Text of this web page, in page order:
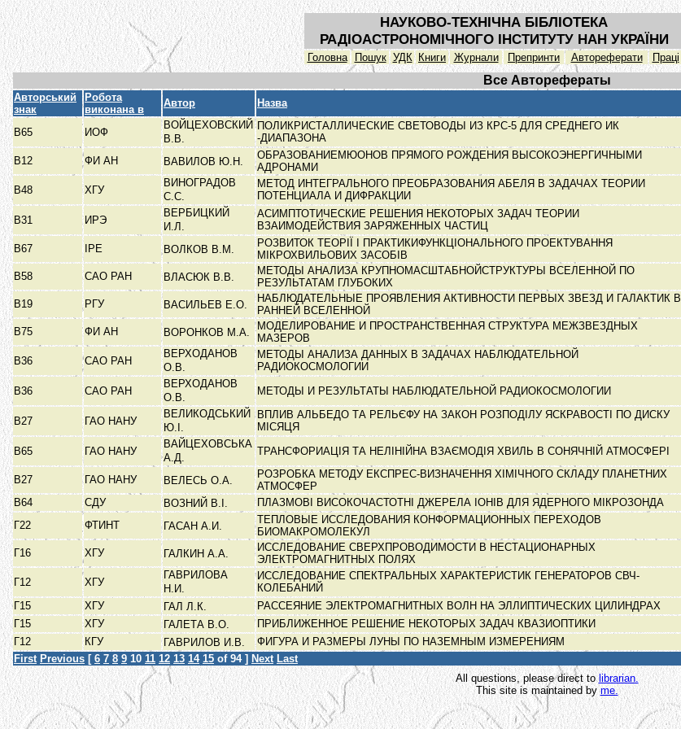
НАУКОВО-ТЕХНІЧНА БІБЛІОТЕКА
РАДІОАСТРОНОМІЧНОГО ІНСТИТУТУ НАН УКРАЇНИ
Головна Пошук УДК Книги Журнали Препринти Автореферати Праці
Все Авторефераты
Авторський
знак
Робота
виконана в
Автор Назва
В65
ИОФ
ВОЙЦЕХОВСКИЙ
В.В.
ПОЛИКРИСТАЛЛИЧЕСКИЕ СВЕТОВОДЫ ИЗ КРС-5 ДЛЯ СРЕДНЕГО ИК
-ДИАПАЗОНА
В12 ФИ АН ВАВИЛОВ Ю.Н.
ОБРАЗОВАНИЕМЮОНОВ ПРЯМОГО РОЖДЕНИЯ ВЫСОКОЭНЕРГИЧНЫМИ
АДРОНАМИ
В48 ХГУ
ВИНОГРАДОВ
С.С.
МЕТОД ИНТЕГРАЛЬНОГО ПРЕОБРАЗОВАНИЯ АБЕЛЯ В ЗАДАЧАХ ТЕОРИИ
ПОТЕНЦИАЛА И ДИФРАКЦИИ
В31 ИРЭ
ВЕРБИЦКИЙ
И.Л.
АСИМПТОТИЧЕСКИЕ РЕШЕНИЯ НЕКОТОРЫХ ЗАДАЧ ТЕОРИИ
ВЗАИМОДЕЙСТВИЯ ЗАРЯЖЕННЫХ ЧАСТИЦ
В67 ІРЕ ВОЛКОВ В.М.
РОЗВИТОК ТЕОРІЇ І ПРАКТИКИФУНКЦІОНАЛЬНОГО ПРОЕКТУВАННЯ
МІКРОХВИЛЬОВИХ ЗАСОБІВ
В58 САО РАН ВЛАСЮК В.В.
МЕТОДЫ АНАЛИЗА КРУПНОМАСШТАБНОЙСТРУКТУРЫ ВСЕЛЕННОЙ ПО
РЕЗУЛЬТАТАМ ГЛУБОКИХ
В19 РГУ ВАСИЛЬЕВ Е.О.
НАБЛЮДАТЕЛЬНЫЕ ПРОЯВЛЕНИЯ АКТИВНОСТИ ПЕРВЫХ ЗВЕЗД И ГАЛАКТИК В
РАННЕЙ ВСЕЛЕННОЙ
В75 ФИ АН ВОРОНКОВ М.А.
МОДЕЛИРОВАНИЕ И ПРОСТРАНСТВЕННАЯ СТРУКТУРА МЕЖЗВЕЗДНЫХ
МАЗЕРОВ
В36 САО РАН
ВЕРХОДАНОВ
О.В.
МЕТОДЫ АНАЛИЗА ДАННЫХ В ЗАДАЧАХ НАБЛЮДАТЕЛЬНОЙ
РАДИОКОСМОЛОГИИ
В36 САО РАН
ВЕРХОДАНОВ
О.В.
МЕТОДЫ И РЕЗУЛЬТАТЫ НАБЛЮДАТЕЛЬНОЙ РАДИОКОСМОЛОГИИ
В27 ГАО НАНУ
ВЕЛИКОДСЬКИЙ
Ю.І.
ВПЛИВ АЛЬБЕДО ТА РЕЛЬЄФУ НА ЗАКОН РОЗПОДІЛУ ЯСКРАВОСТІ ПО ДИСКУ
МІСЯЦЯ
В65 ГАО НАНУ
ВАЙЦЕХОВСЬКА
А.Д.
ТРАНСФОРИАЦІЯ ТА НЕЛІНІЙНА ВЗАЄМОДІЯ ХВИЛЬ В СОНЯЧНІЙ АТМОСФЕРІ
В27 ГАО НАНУ ВЕЛЕСЬ О.А.
РОЗРОБКА МЕТОДУ ЕКСПРЕС-ВИЗНАЧЕННЯ ХІМІЧНОГО СКЛАДУ ПЛАНЕТНИХ
АТМОСФЕР
В64
СДУ ВОЗНИЙ В.І. ПЛАЗМОВІ ВИСОКОЧАСТОТНІ ДЖЕРЕЛА ІОНІВ ДЛЯ ЯДЕРНОГО МІКРОЗОНДА
Г22
ФТИНТ ГАСАН А.И.
ТЕПЛОВЫЕ ИССЛЕДОВАНИЯ КОНФОРМАЦИОННЫХ ПЕРЕХОДОВ
БИОМАКРОМОЛЕКУЛ
Г16 ХГУ ГАЛКИН А.А.
ИССЛЕДОВАНИЕ СВЕРХПРОВОДИМОСТИ В НЕСТАЦИОНАРНЫХ
ЭЛЕКТРОМАГНИТНЫХ ПОЛЯХ
Г12 ХГУ
ГАВРИЛОВА
Н.И.
ИССЛЕДОВАНИЕ СПЕКТРАЛЬНЫХ ХАРАКТЕРИСТИК ГЕНЕРАТОРОВ СВЧ-
КОЛЕБАНИЙ
Г15
ХГУ ГАЛ Л.К. РАССЕЯНИЕ ЭЛЕКТРОМАГНИТНЫХ ВОЛН НА ЭЛЛИПТИЧЕСКИХ ЦИЛИНДРАХ
Г15
ХГУ ГАЛЕТА В.О. ПРИБЛИЖЕННОЕ РЕШЕНИЕ НЕКОТОРЫХ ЗАДАЧ КВАЗИОПТИКИ
Г12
КГУ ГАВРИЛОВ И.В. ФИГУРА И РАЗМЕРЫ ЛУНЫ ПО НАЗЕМНЫМ ИЗМЕРЕНИЯМ
First Previous [ 6 7 8 9 10 11 12 13 14 15 of 94 ] Next Last
All questions, please direct tolibrarian.
This site is maintained byme.